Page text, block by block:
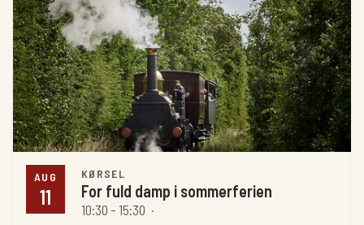
AUG
11
KØRSEL
For fuld damp i sommerferien
10:30 - 15:30 ·